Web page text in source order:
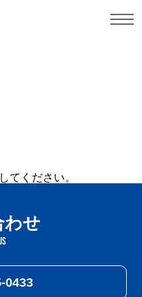
してください。
わせ
0433